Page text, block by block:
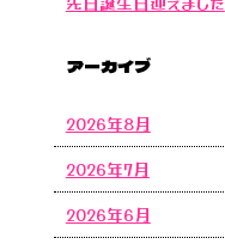
アーカイブ
2026年8月
2026年7月
2026年6月